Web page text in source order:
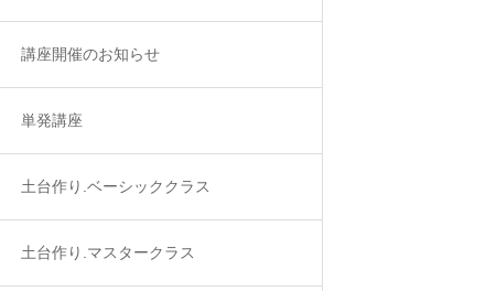
講座開催のお知らせ
単発講座
土台作り.ベーシッククラス
土台作り.マスタークラス